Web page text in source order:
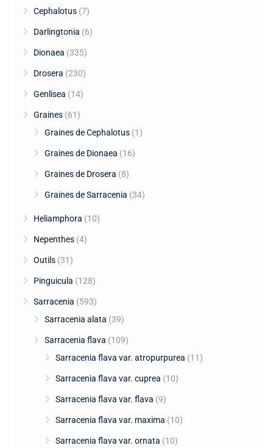
Cephalotus (7)
Darlingtonia (6)
Dionaea (335)
Drosera (230)
Genlisea (14)
Graines (61)
Graines de Cephalotus (1)
Graines de Dionaea (16)
Graines de Drosera (8)
Graines de Sarracenia (34)
Heliamphora (10)
Nepenthes (4)
Outils (31)
Pinguicula (128)
Sarracenia (593)
Sarracenia alata (39)
Sarracenia flava (109)
Sarracenia flava var. atropurpurea (11)
Sarracenia flava var. cuprea (10)
Sarracenia flava var. flava (9)
Sarracenia flava var. maxima (10)
Sarracenia flava var. ornata (10)